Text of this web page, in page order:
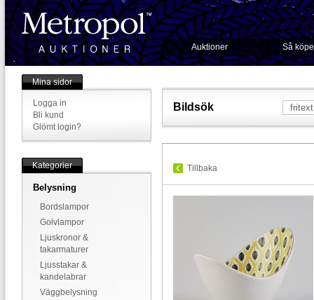
Auktioner Så
Mina sidor
Logga in
Bli kund
Glömt login?
Kategorier
Belysning
Bordslampor
Golvlampor
Ljuskronor &
takarmaturer
Ljusstakar &
kandelabrar
Väggbelysning
Bildsök
Tillbaka